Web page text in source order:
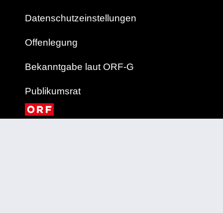
Datenschutzeinstellungen
Offenlegung
Bekanntgabe laut ORF-G
Publikumsrat